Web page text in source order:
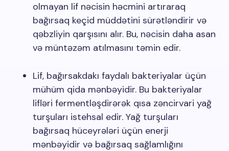
olmayan lif nəcisin həcmini artıraraq
bağırsaq keçid müddətini sürətləndirir və
qəbzliyin qarşısını alır. Bu, nəcisin daha asan
və müntəzəm atılmasını təmin edir.
Lif, bağırsakdakı faydalı bakteriyalar üçün
mühüm qida mənbəyidir. Bu bakteriyalar
lifləri fermentləşdirərək qısa zəncirvari yağ
turşuları istehsal edir. Yağ turşuları
bağırsaq hüceyrələri üçün enerji
mənbəyidir və bağırsaq sağlamlığını